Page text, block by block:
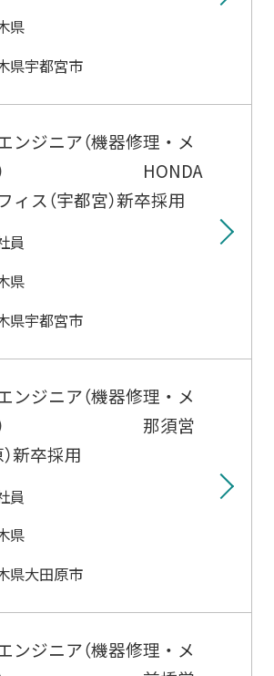
県
県宇都宮市
ンジニア（機器修理・メ
ス） HONDA
ィス（宇都宮）新卒採用
員
県
県宇都宮市
ンジニア（機器修理・メ
ス） 那須営
新卒採用
員
県
県大田原市
ンジニア（機器修理・メ